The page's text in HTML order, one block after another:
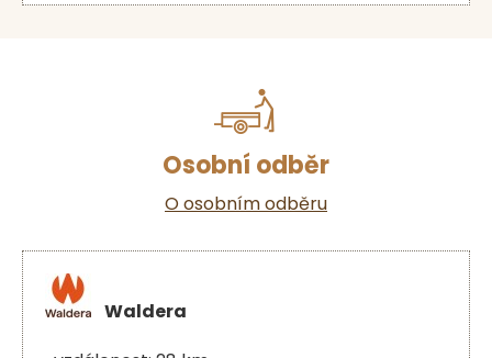
Osobní odběr
O osobním odběru
Waldera